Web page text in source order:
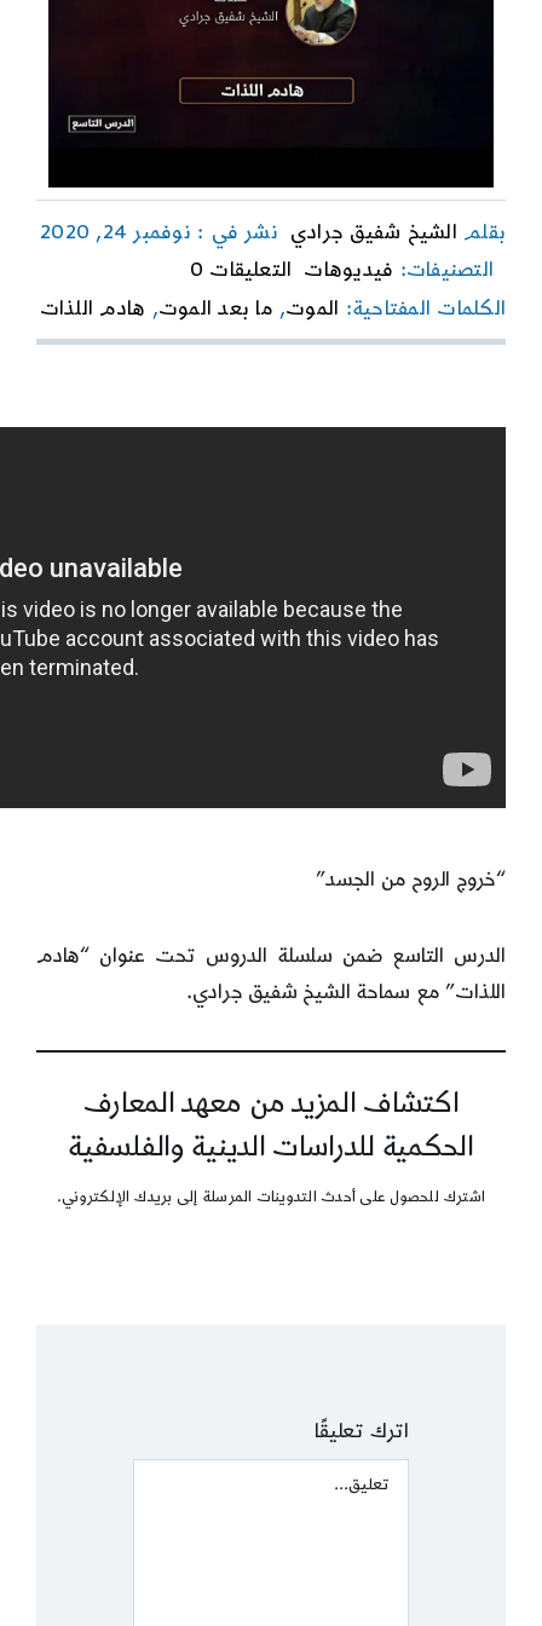
بقلم الشيخ شفيق جرادي نشر في : نوفمبر 24, 2020
التصنيفات: فيديوهات التعليقات 0
اللذّات”
الدرس
الكلمات المفتاحية: الموت, ما بعد الموت, هادم اللذات
“خروج الروح من الجسد”
الدرس التاسع ضمن سلسلة الدروس تحت عنوان “هادم
اللذات” مع سماحة الشيخ شفيق جرادي.
اكتشاف المزيد من معهد المعارف
الحكمية للدراسات الدينية والفلسفية
اشترك للحصول على أحدث التدوينات المرسلة إلى بريدك الإلكتروني.
اترك تعليقًا
Comment